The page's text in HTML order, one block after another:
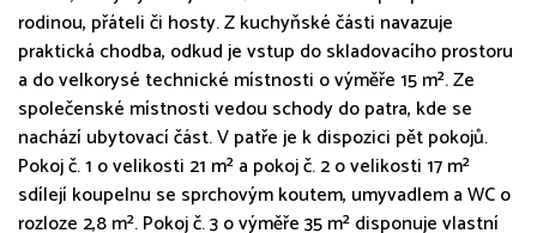
rodinou, přáteli či hosty. Z kuchyňské části navazuje
praktická chodba, odkud je vstup do skladovacího prostoru
a do velkorysé technické místnosti o výměře 15 m². Ze
společenské místnosti vedou schody do patra, kde se
nachází ubytovací část. V patře je k dispozici pět pokojů.
Pokoj č. 1 o velikosti 21 m² a pokoj č. 2 o velikosti 17 m²
sdílejí koupelnu se sprchovým koutem, umyvadlem a WC o
rozloze 2,8 m². Pokoj č. 3 o výměře 35 m² disponuje vlastní